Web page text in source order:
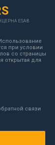
ESAB
при условии
со страницы
открытая для
связи